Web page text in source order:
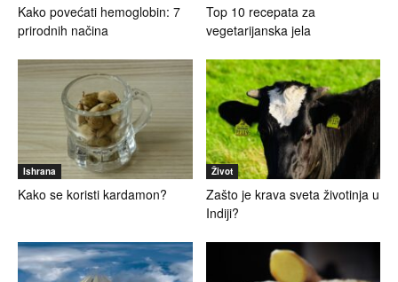
Kako povećati hemoglobin: 7
prirodnih načina
Top 10 recepata za
vegetarijanska jela
Ishrana
Kako se koristi kardamon?
Život
Zašto je krava sveta životinja u
Indiji?